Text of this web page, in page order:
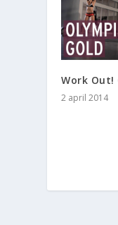
Work Out!
2 april 2014